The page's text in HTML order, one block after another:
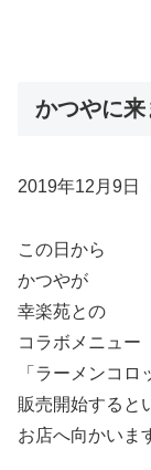
かつやに来
2019年12月9日
この日から
かつやが
幸楽苑との
コラボメニュー
「ラーメンコ
販売開始すると
お店へ向かいま